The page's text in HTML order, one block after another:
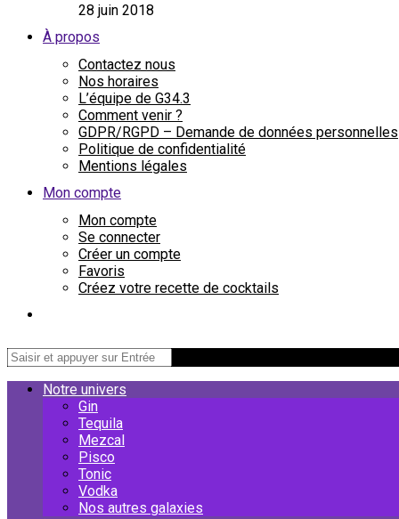
28 juin 2018
À propos
Contactez nous
Nos horaires
L’équipe de G34.3
Comment venir ?
GDPR/RGPD – Demande de données personnelles
Politique de confidentialité
Mentions légales
Mon compte
Mon compte
Se connecter
Créer un compte
Favoris
Créez votre recette de cocktails
Notre univers
Gin
Tequila
Mezcal
Pisco
Tonic
Vodka
Nos autres galaxies